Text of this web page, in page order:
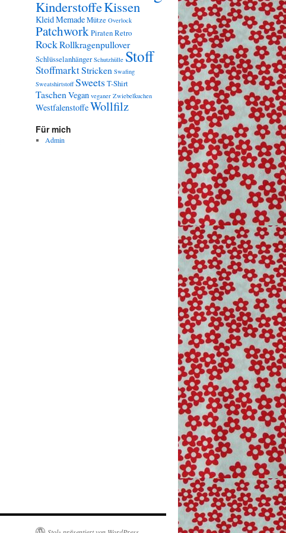
KinderstoffeKissen
KleidMemadeMütze Overlock
PatchworkPiratenRetro
RockRollkragenpullover
Schlüsselanhänger Schutzhülle Stoff
StoffmarktStricken Swafing
Sweatshirtstoff SweetsT-Shirt
Taschen Vegan veganer Zwiebelkuchen
WestfalenstoffeWollfilz
Für mich
Admin